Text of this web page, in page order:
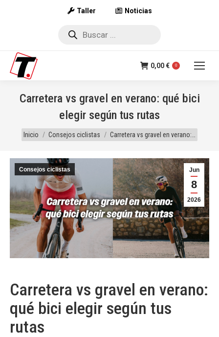
Taller Noticias
Búsqueda
0,00€ 0
Carretera vs gravel en verano: qué bici
elegir según tus rutas
Estás aquí:
Inicio Consejos ciclistas Carretera vs gravel en verano:…
Jun
8
2026
Consejos ciclistas
Carretera vs gravel en verano:
qué bici elegir según tus
rutas